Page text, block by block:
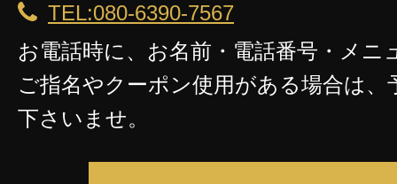
TEL:080-6390-7567
お電話時に、お名前・電話番号・メニ
ご指名やクーポン使用がある場合は、
下さいませ。